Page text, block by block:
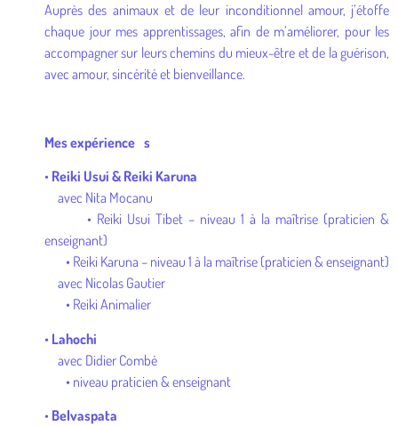
Auprès des animaux et de leur inconditionnel amour, j’étoffe
chaque jour mes apprentissages, afin de m’améliorer, pour les
accompagner sur leurs chemins du mieux-être et de la guérison,
avec amour, sincérité et bienveillance.
Mes expérience s
• Reiki Usui & Reiki Karuna
avec Nita Mocanu
• Reiki Usui Tibet – niveau 1 à la maîtrise (praticien &
enseignant)
• Reiki Karuna – niveau 1 à la maîtrise (praticien & enseignant)
avec Nicolas Gautier
• Reiki Animalier
• Lahochi
avec Didier Combé
• niveau praticien & enseignant
• Belvaspata